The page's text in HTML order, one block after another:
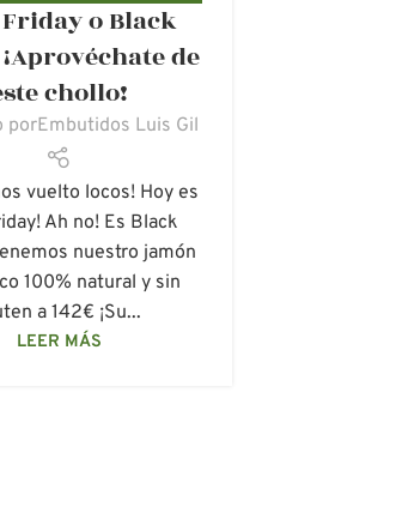
PROMOCIONESo Black
de
chollo!
porEmbutidos Luis Gil
vuelto locos! Hoy es
Ah no! Es Black
nuestro jamón
100% natural y sin
a 142€ ¡Su...
LEER MÁS